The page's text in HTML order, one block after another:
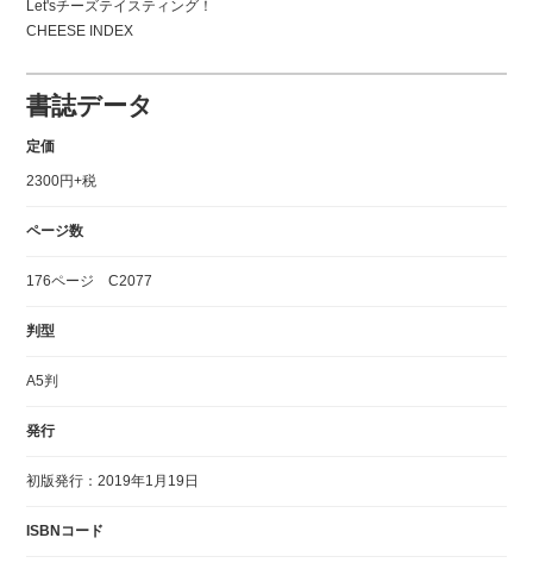
Let'sチーズテイスティング！
CHEESE INDEX
書誌データ
定価
2300円+税
ページ数
176ページ C2077
判型
A5判
発行
初版発行：2019年1月19日
ISBNコード